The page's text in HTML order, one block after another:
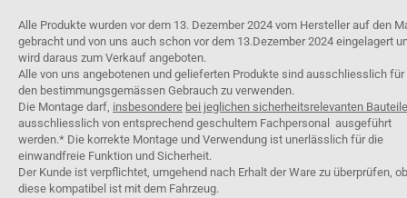
Alle Produkte wurden vor dem 13. Dezember 2024 vom Hersteller auf den
gebracht und von uns auch schon vor dem 13.Dezember 2024 eingelagert
wird daraus zum Verkauf angeboten.
Alle von uns angebotenen und gelieferten Produkte sind ausschliesslich für
den bestimmungsgemässen Gebrauch zu verwenden.
Die Montage darf, insbesondere bei jeglichen sicherheitsrelevanten
ausschliesslich von entsprechend geschultem Fachpersonal ausgeführt
werden.* Die korrekte Montage und Verwendung ist unerlässlich für die
einwandfreie Funktion und Sicherheit.
Der Kunde ist verpflichtet, umgehend nach Erhalt der Ware zu überprüfen, ob
diese kompatibel ist mit dem Fahrzeug.